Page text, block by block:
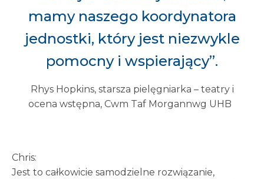
mamy naszego koordynatora
jednostki, który jest niezwykle
pomocny i wspierający”.
Rhys Hopkins, starsza pielęgniarka – teatry i
ocena wstępna, Cwm Taf Morgannwg UHB
Chris:
Jest to całkowicie samodzielne rozwiązanie,